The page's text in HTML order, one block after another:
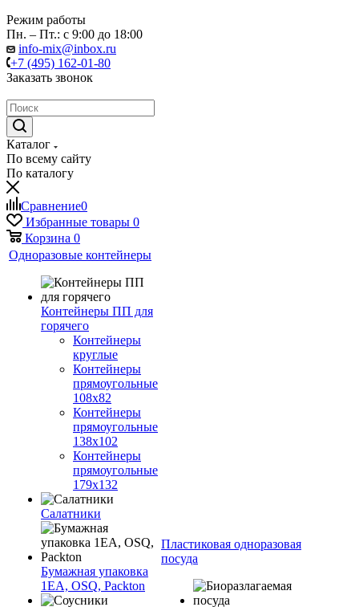
Режим работы
Пн. – Пт.: с 9:00 до 18:00
info-mix@inbox.ru
+7 (495) 162-01-80
Заказать звонок
Каталог
По всему сайту
По каталогу
Сравнение0
Избранные товары 0
Корзина 0
Одноразовые контейнеры
Контейнеры ПП для
горячего
Контейнеры
круглые
Контейнеры
прямоугольные
108х82
Контейнеры
прямоугольные
138х102
Контейнеры
прямоугольные
179х132
Салатники
Бумажная упаковка
1ЕА, OSQ, Packton
Пластиковая одноразовая
посуда